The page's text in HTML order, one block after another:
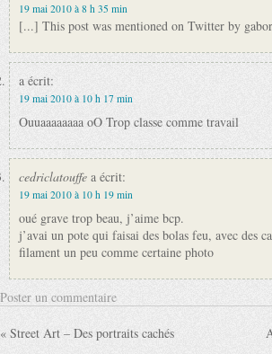
19 mai 2010 à 8 h 35 min
[...] This post was mentioned on Twitter by
a écrit:
19 mai 2010 à 10 h 17 min
Ouuaaaaaaaa oO Trop classe comme travail
cedriclatouffe a écrit:
19 mai 2010 à 10 h 19 min
oué grave trop beau, j’aime bcp.
j’avai un pote qui faisai des bolas feu, avec des
filament un peu comme certaine photo
Poster un commentaire
« Street Art – Des portraits cachés